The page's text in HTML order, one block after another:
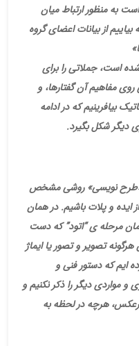
به منظور ارتباط میان
از بیانات اعضای گروه
است، جملاتی را برای
مفاهیم آن گفتارها، و
بیافرینیم که در ادامه
دیگر شکل بگیرد.
و «طرح نویسی» روشی مشخص
ایده و پلات باشیم. در همان
مرحله ی “اتود” که دست
تصویر و تصور یا ایماژ
ایم که دستور فنی و
مواردی دیگر را ذکر نکنیم و
هرچه در لحظه به